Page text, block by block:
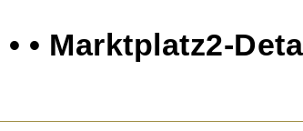
• • Marktplatz2-